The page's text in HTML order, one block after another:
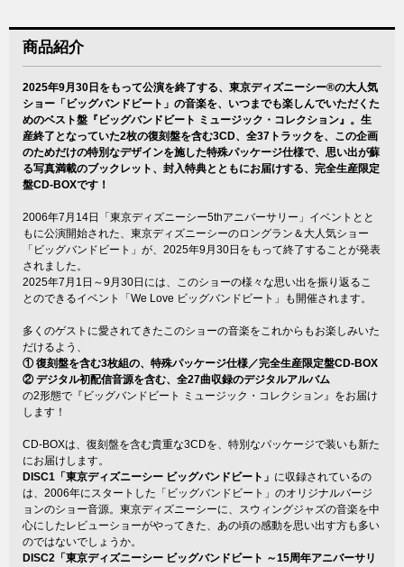
商品紹介
2025年9月30日をもって公演を終了する、東京ディズニーシー®の大人気
ショー「ビッグバンドビート」の音楽を、いつまでも楽しんでいただくた
めのベスト盤『ビッグバンドビート ミュージック・コレクション』。生
産終了となっていた2枚の復刻盤を含む3CD、全37トラックを、この企画
のためだけの特別なデザインを施した特殊パッケージ仕様で、思い出が蘇
る写真満載のブックレット、封入特典とともにお届けする、完全生産限定
盤CD-BOXです！
2006年7月14日「東京ディズニーシー5thアニバーサリー」イベントとと
もに公演開始された、東京ディズニーシーのロングラン＆大人気ショー
「ビッグバンドビート」が、2025年9月30日をもって終了することが発表
されました。
2025年7月1日～9月30日には、このショーの様々な思い出を振り返るこ
とのできるイベント「We Love ビッグバンドビート」も開催されます。
多くのゲストに愛されてきたこのショーの音楽をこれからもお楽しみいた
だけるよう、
① 復刻盤を含む3枚組の、特殊パッケージ仕様／完全生産限定盤CD-BOX
② デジタル初配信音源を含む、全27曲収録のデジタルアルバム
の2形態で『ビッグバンドビート ミュージック・コレクション』をお届け
します！
CD-BOXは、復刻盤を含む貴重な3CDを、特別なパッケージで装いも新た
にお届けします。
DISC1「東京ディズニーシー ビッグバンドビート」 に収録されているの
は、2006年にスタートした「ビッグバンドビート」のオリジナルバージ
ョンのショー音源。東京ディズニーシーに、スウィングジャズの音楽を中
心にしたレビューショーがやってきた、あの頃の感動を思い出す方も多い
のではないでしょうか。
DISC2「東京ディズニーシー ビッグバンドビート ～15周年アニバーサリ